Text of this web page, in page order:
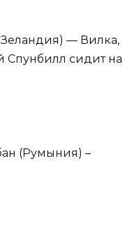
— Вилка,
Спунбилл сидит на
(Румыния) –